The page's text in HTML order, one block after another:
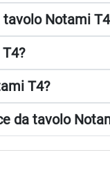
Notami
T4?
da tavolo